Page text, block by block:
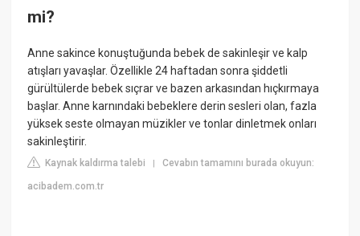
mi?
Anne sakince konuştuğunda bebek de sakinleşir ve kalp
atışları yavaşlar. Özellikle 24 haftadan sonra şiddetli
gürültülerde bebek sıçrar ve bazen arkasından hıçkırmaya
başlar. Anne karnındaki bebeklere derin sesleri olan, fazla
yüksek seste olmayan müzikler ve tonlar dinletmek onları
sakinleştirir.
Kaynak kaldırma talebi |Cevabın tamamını burada okuyun:
acibadem.com.tr